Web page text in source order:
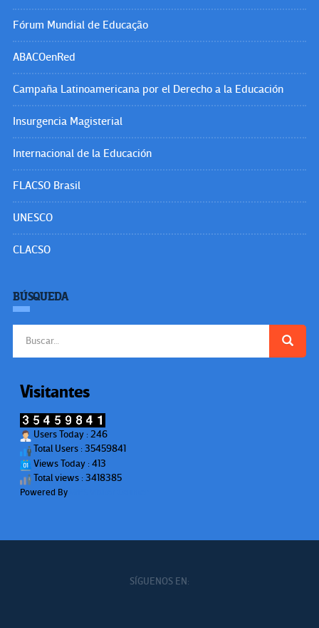
Fórum Mundial de Educação
ABACOenRed
Campaña Latinoamericana por el Derecho a la Educación
Insurgencia Magisterial
Internacional de la Educación
FLACSO Brasil
UNESCO
CLACSO
BÚSQUEDA
Visitantes
Users Today : 246
Total Users : 35459841
Views Today : 413
Total views : 3418385
Powered By
SÍGUENOS EN: